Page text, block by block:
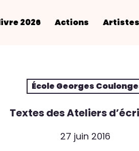
2026 Actions Artistes
École Georges
Textes des Ateliers
27 juin 2016